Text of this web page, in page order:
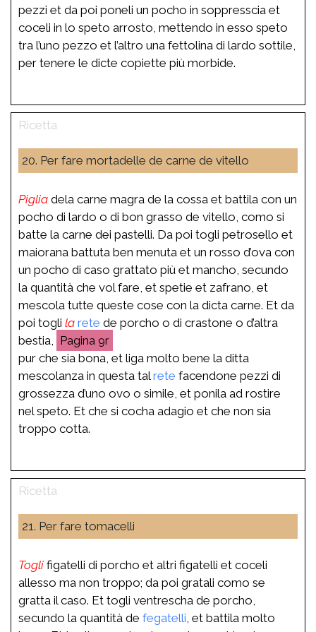
pezzi et da poi poneli un pocho in soppresscia et
coceli in lo speto arrosto, mettendo in esso speto
tra l’uno pezzo et l’altro una fettolina di lardo sottile,
per tenere le dicte copiette più morbide.
20. Per fare mortadelle de carne de vitello
Piglia dela carne magra de la cossa et battila con un
pocho di lardo o di bon grasso de vitello, como si
batte la carne dei pastelli. Da poi togli petrosello et
maiorana battuta ben menuta et un rosso d’ova con
un pocho di caso grattato più et mancho, secundo
la quantità che vol fare, et spetie et zafrano, et
mescola tutte queste cose con la dicta carne. Et da
poi togli la rete de porcho o di crastone o d’altra
bestia,
9r
pur che sia bona, et liga molto bene la ditta
mescolanza in questa talrete facendone pezzi di
grossezza d’uno ovo o simile, et ponila ad rostire
nel speto. Et che si cocha adagio et che non sia
troppo cotta.
21. Per fare tomacelli
Togli figatelli di porcho et altri figatelli et coceli
allesso ma non troppo; da poi gratali como se
gratta il caso. Et togli ventrescha de porcho,
secundo la quantità de fegatelli , et battila molto